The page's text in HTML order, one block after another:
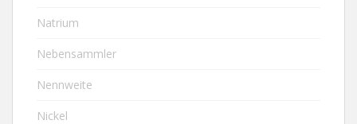
Natrium
Nebensammler
Nennweite
Nickel